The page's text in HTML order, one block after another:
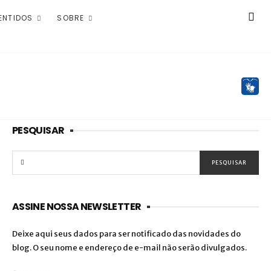
SOBRE
PESQUISAR
ASSINE NOSSA NEWSLETTER
Deixe aqui seus dados para ser notificado das novidades do
blog. O seu nome e endereço de e-mail não serão divulgados.